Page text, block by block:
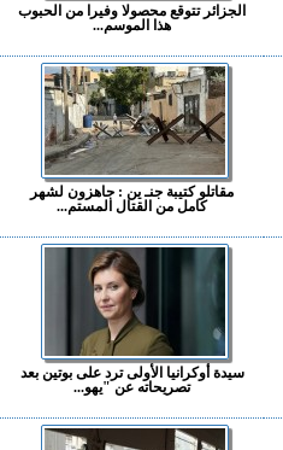
الجزائر تتوقع محصولا وفيرا من الحبوب
هذا الموسم...
مقاتلو كتيبة جنـ ين : جاهزون لشهر
كامل من القتال المستم...
سيدة أوكرانيا الأولى ترد على بوتين بعد
تصريحاته عن "يهو...